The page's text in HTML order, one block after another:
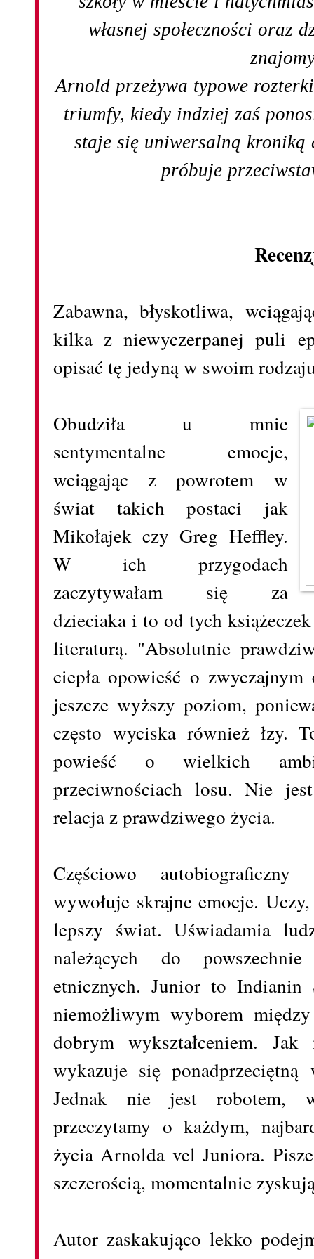
własnej społeczności oraz
Arnold przeżywa typowe
triumfy, kiedy indziej zaś
staje się uniwersalną kroniką
próbuje
Zabawna, błyskotliwa,
kilka z niewyczerpanej puli
opisać tę jedyną w swoim
Obudziła u mnie
sentymentalne emocje,
wciągając z powrotem w
świat takich postaci jak
Mikołajek czy Greg Heffley.
W ich przygodach
zaczytywałam się za
dzieciaka i to od tych
literaturą. "Absolutnie
ciepła opowieść o
jeszcze wyższy poziom,
często wyciska również łzy.
powieść o wielkich
przeciwnościach losu. Nie
relacja z prawdziwego życia.
Częściowo
wywołuje skrajne emocje.
lepszy świat. Uświadamia
należących do
etnicznych. Junior to Indianin
niemożliwym wyborem
dobrym wykształceniem.
wykazuje się
Jednak nie jest robotem,
przeczytamy o każdym,
życia Arnolda vel Juniora.
szczerością, momentalnie
Autor zaskakująco lekko